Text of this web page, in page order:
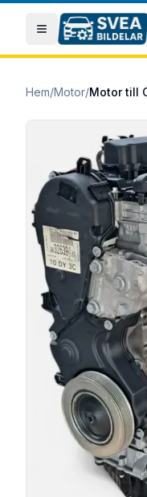
Hoppa till huvudinnehåll
Öppna meny
Hem/Motor/